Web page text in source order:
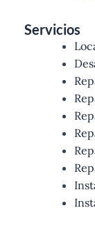
Servicios